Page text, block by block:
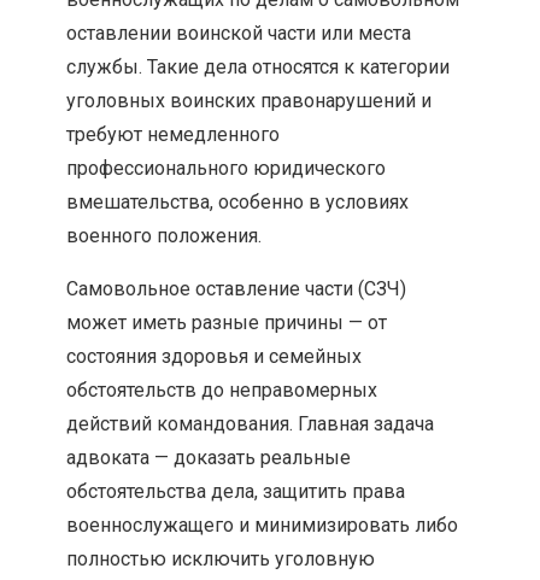
оставлении воинской части или места
службы. Такие дела относятся к категории
уголовных воинских правонарушений и
требуют немедленного
профессионального юридического
вмешательства, особенно в условиях
военного положения.
Самовольное оставление части (СЗЧ)
может иметь разные причины — от
состояния здоровья и семейных
обстоятельств до неправомерных
действий командования. Главная задача
адвоката — доказать реальные
обстоятельства дела, защитить права
военнослужащего и минимизировать либо
полностью исключить уголовную